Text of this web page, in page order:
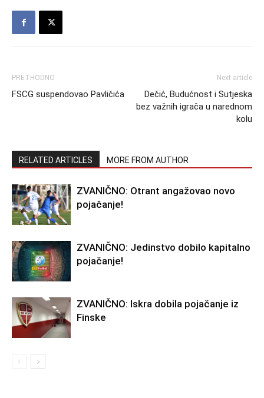
PRETHODNO
FSCG suspendovao Pavličića
Next article
Dečić, Budućnost i Sutjeska
bez važnih igrača u narednom
kolu
RELATED ARTICLES MORE FROM AUTHOR
ZVANIČNO: Otrant angažovao novo
pojačanje!
ZVANIČNO: Jedinstvo dobilo kapitalno
pojačanje!
ZVANIČNO: Iskra dobila pojačanje iz
Finske